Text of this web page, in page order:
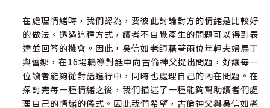
在處理情緒時，我們認為，要彼此討論對方的情緒是比較好
的做法。透過這種方式，讀者不自覺產生的問題可以得到表
達並回答的機會。因此，吳信如老師藉著兩位年輕夫婦馬丁
與蕾娜，在16場輔導對話中向古倫神父提出問題，好讓每一
位讀者能夠從對話進行中，同時也處理自己的內在問題。在
探討完每一種情緒之後，我們描述了一種能夠幫助讀者們處
理自己的情緒的儀式。因此我們希望，古倫神父與吳信如老